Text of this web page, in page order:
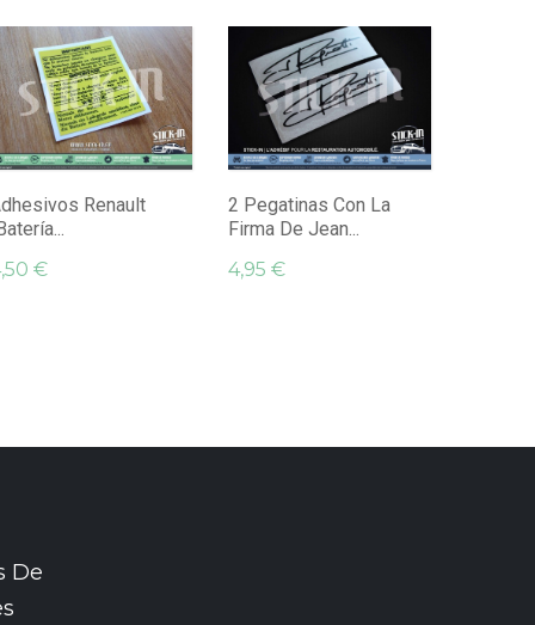
Renault
€
2 Pegatinas Con La
Firma De Jean...
4,95 €
De